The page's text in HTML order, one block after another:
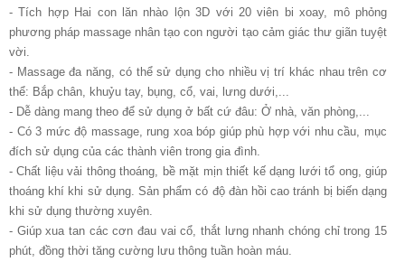
- Tích hợp Hai con lăn nhào lộn 3D với 20 viên bi xoay, mô phỏng
phương pháp massage nhân tạo con người tạo cảm giác thư giãn tuyệt
vời.
- Massage đa năng, có thể sử dụng cho nhiều vị trí khác nhau trên cơ
thể: Bắp chân, khuỷu tay, bụng, cổ, vai, lưng dưới,...
- Dễ dàng mang theo để sử dụng ở bất cứ đâu: Ở nhà, văn phòng,...
- Có 3 mức độ massage, rung xoa bóp giúp phù hợp với nhu cầu, mục
đích sử dụng của các thành viên trong gia đình.
- Chất liệu vải thông thoáng, bề mặt mịn thiết kế dạng lưới tổ ong, giúp
thoáng khí khi sử dụng. Sản phẩm có độ đàn hồi cao tránh bị biến dạng
khi sử dụng thường xuyên.
- Giúp xua tan các cơn đau vai cổ, thắt lưng nhanh chóng chỉ trong 15
phút, đồng thời tăng cường lưu thông tuần hoàn máu.